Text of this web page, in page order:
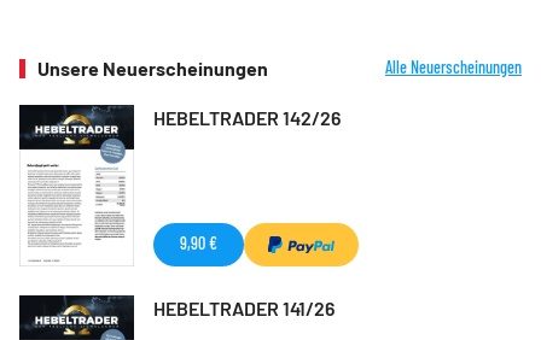
Unsere Neuerscheinungen Alle Neuerscheinungen
HEBELTRADER 142/26
9,90 €
HEBELTRADER 141/26